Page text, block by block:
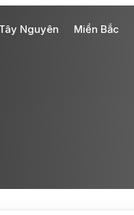
Nguyên Miền Bắc